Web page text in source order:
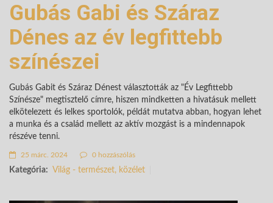
Gubás Gabi és Száraz
Dénes az év legfittebb
színészei
Gubás Gabit és Száraz Dénest választották az "Év Legfittebb
Színésze" megtisztelő címre, hiszen mindketten a hivatásuk mellett
elkötelezett és lelkes sportolók, példát mutatva abban, hogyan lehet
a munka és a család mellett az aktív mozgást is a mindennapok
részéve tenni.
25 márc. 2024 0 hozzászólás
Kategória: Világ - természet, közélet